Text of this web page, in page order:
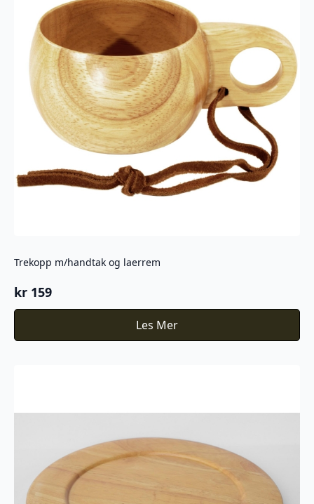
Trekopp m/handtak og laerrem
kr 159
Les Mer